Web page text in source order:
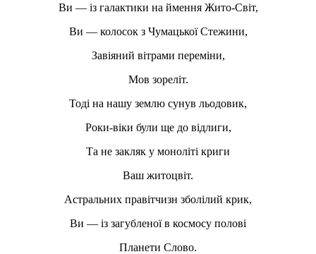
Ви — із галактики на ймення Жито-Світ,
Ви — колосок з Чумацької Стежини,
Завіяний вітрами переміни,
Мов зореліт.
Тоді на нашу землю сунув льодовик,
Роки-віки були ще до відлиги,
Та не закляк у моноліті криги
Ваш житоцвіт.
Астральних правітчизн зболілий крик,
Ви — із загубленої в космосу полові
Планети Слово.